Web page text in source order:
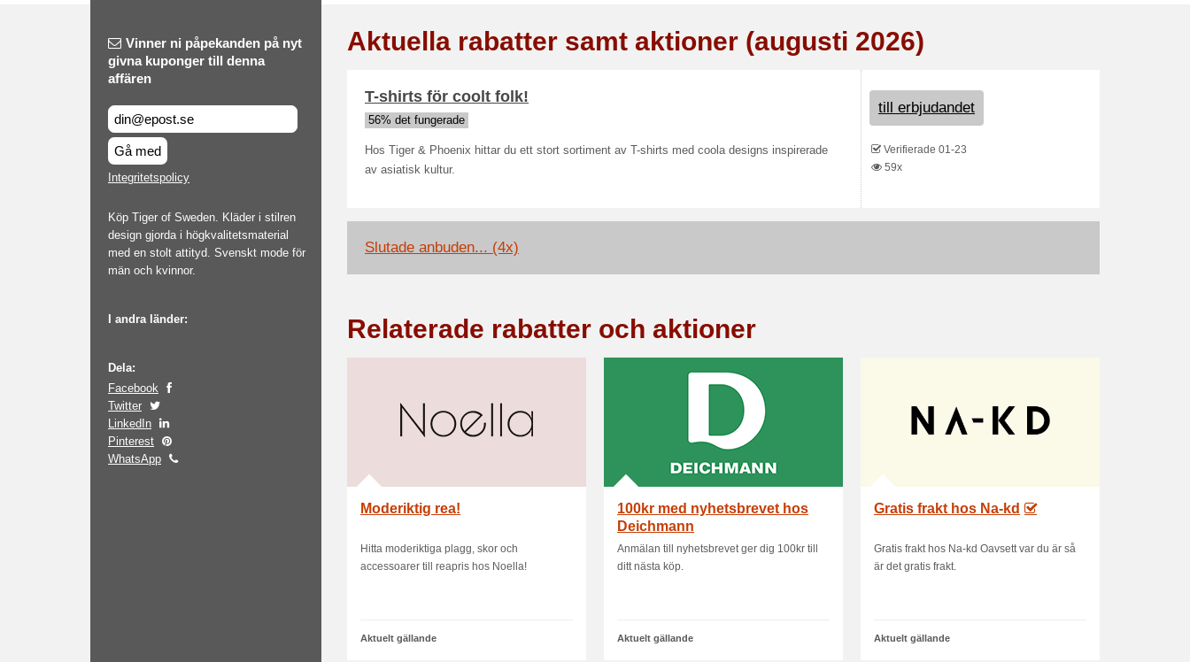
Vinner ni påpekanden på nyt
givna kuponger till denna
affären
Gå med
Integritetspolicy
Köp Tiger of Sweden. Kläder i stilren
design gjorda i högkvalitetsmaterial
med en stolt attityd. Svenskt mode för
män och kvinnor.
I andra länder:
Dela:
Facebook
Twitter
LinkedIn
Pinterest
WhatsApp
Aktuella rabatter samt aktioner (augusti 2026)
T-shirts för coolt folk!
56% det fungerade
Hos Tiger & Phoenix hittar du ett stort sortiment av T-shirts med coola designs inspirerade
av asiatisk kultur.
till erbjudandet
Verifierade 01-23
59x
Slutade anbuden... (4x)
Relaterade rabatter och aktioner
Moderiktig rea!
Hitta moderiktiga plagg, skor och
accessoarer till reapris hos Noella!
Aktuelt gällande
100kr med nyhetsbrevet hos
Deichmann
Anmälan till nyhetsbrevet ger dig 100kr till
ditt nästa köp.
Aktuelt gällande
Gratis frakt hos Na-kd
Gratis frakt hos Na-kd Oavsett var du är så
är det gratis frakt.
Aktuelt gällande